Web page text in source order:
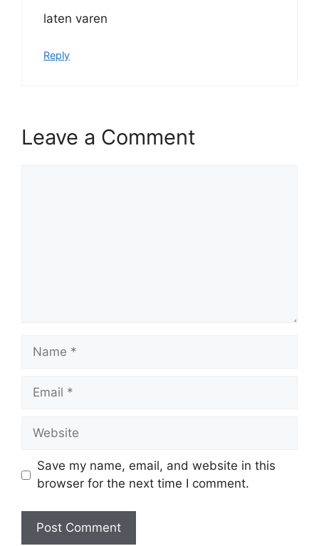
laten varen
Reply
Leave a Comment
Name
Email
Website
Save my name, email, and website in this
browser for the next time I comment.